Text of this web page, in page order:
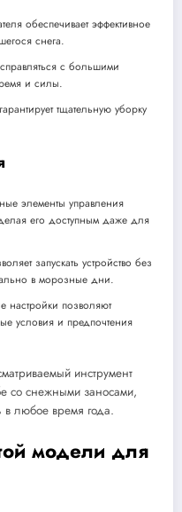
обеспечивает эффективное
снега.
с большими
и силы.
тщательную уборку
элементы управления
его доступным даже для
запускать устройство без
в морозные дни.
настройки позволяют
условия и предпочтения
инструмент
со снежными заносами,
в любое время года.
модели для